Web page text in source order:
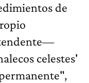
de
celestes'